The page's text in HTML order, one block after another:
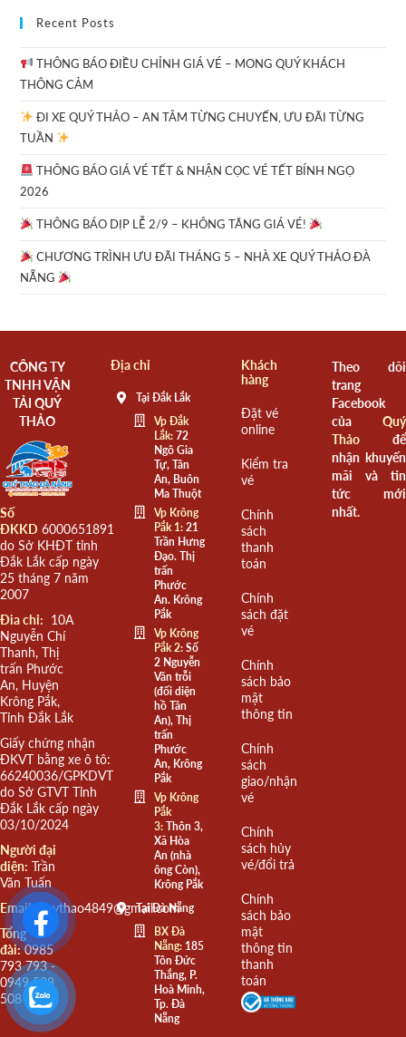
Recent Posts
THÔNG BÁO ĐIỀU CHỈNH GIÁ VÉ – MONG QUÝ KHÁCH
THÔNG CẢM
ĐI XE QUÝ THẢO – AN TÂM TỪNG CHUYẾN, ƯU ĐÃI TỪNG
TUẦN
THÔNG BÁO GIÁ VÉ TẾT & NHẬN CỌC VÉ TẾT BÍNH NGỌ
2026
THÔNG BÁO DỊP LỄ 2/9 – KHÔNG TĂNG GIÁ VÉ!
CHƯƠNG TRÌNH ƯU ĐÃI THÁNG 5 – NHÀ XE QUÝ THẢO ĐÀ
NẴNG
CÔNG TY
TNHH VẬN
TẢI QUÝ
THẢO
Số
ĐKKD 6000651891
do Sở KHĐT tỉnh
Đắk Lắk cấp ngày
25 tháng 7 năm
2007
Đia chỉ: 10A
Nguyễn Chí
Thanh, Thị
trấn Phước
An, Huyện
Krông Pắk,
Tỉnh Đắk Lắk
Giấy chứng nhận
ĐKVT bằng xe ô tô:
66240036/GPKDVT
do Sở GTVT Tỉnh
Đắk Lắk cấp ngày
03/10/2024
Người đại
diện: Trần
Văn Tuấn
Email: quythao4849@gmail.com
Tổng
đài:0985
793 793 -
0949 508
508
Địa chỉ
Tại Đắk Lắk
Vp Đắk
Lắk:72
Ngô Gia
Tự, Tân
An, Buôn
Ma Thuột
Vp Krông
Pắk 1:21
Trần Hưng
Đạo. Thị
trấn
Phước
An. Krông
Pắk
Vp Krông
Pắk 2:Số
2 Nguyễn
Văn trỗi
(đối diện
hồ Tân
An), Thị
trấn
Phước
An, Krông
Pắk
Vp Krông
Pắk
3:Thôn 3,
Xã Hòa
An (nhà
ông Còn),
Krông Pắk
Tại Đà Nẵng
BX Đà
Nẵng:185
Tôn Đức
Thắng, P.
Hoà Minh,
Tp. Đà
Nẵng
Khách
hàng
Đặt vé
online
Kiểm tra
vé
Chính
sách
thanh
toán
Chính
sách đặt
vé
Chính
sách bảo
mật
thông tin
Chính
sách
giao/nhận
vé
Chính
sách hủy
vé/đổi trả
Chính
sách bảo
mật
thông tin
thanh
toán
Theo dõi
trang
Facebook
của Quý
Thảođể
nhận khuyến
mãi và tin
tức mới
nhất.